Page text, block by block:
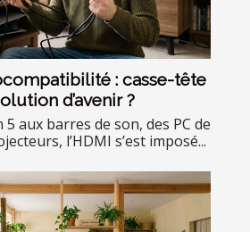
: casse-tête
d’avenir ?
5 aux barres de son, des PC de
l’HDMI s’est imposé...